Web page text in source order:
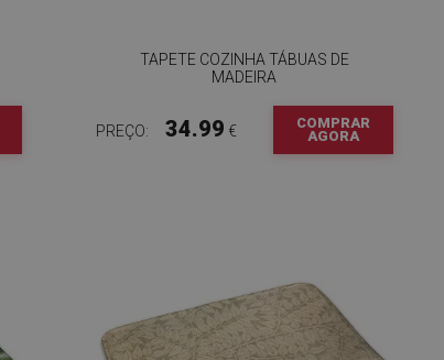
TAPETE COZINHA TÁBUAS DE
MADEIRA
PREÇO: 34.99 €
COMPRAR
AGORA